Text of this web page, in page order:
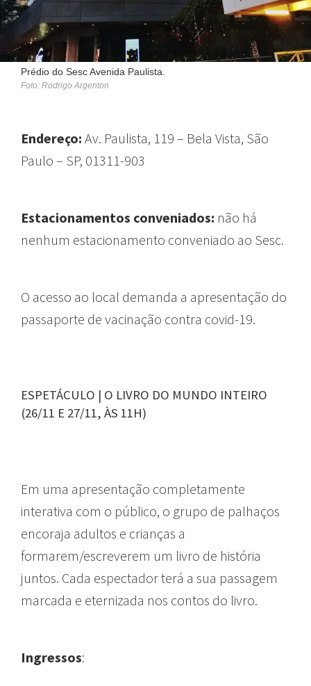
Prédio do Sesc Avenida Paulista.
Foto: Rodrigo Argenton
Endereço: Av. Paulista, 119 – Bela Vista, São
Paulo – SP, 01311-903
Estacionamentos conveniados: não há
nenhum estacionamento conveniado ao Sesc.
O acesso ao local demanda a apresentação do
passaporte de vacinação contra covid-19.
ESPETÁCULO | O LIVRO DO MUNDO INTEIRO
(26/11 E 27/11, ÀS 11H)
Em uma apresentação completamente
interativa com o público, o grupo de palhaços
encoraja adultos e crianças a
formarem/escreverem um livro de história
juntos. Cada espectador terá a sua passagem
marcada e eternizada nos contos do livro.
Ingressos: